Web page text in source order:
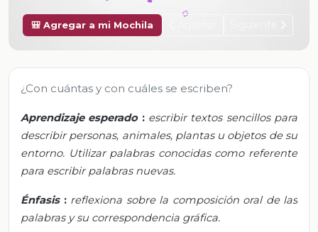
🎒 Agregar a mi Mochila
¿Con cuántas y con cuáles se escriben?
Aprendizaje esperado : escribir textos sencillos para
describir personas, animales, plantas u objetos de su
entorno. Utilizar palabras conocidas como referente
para escribir palabras nuevas.
Énfasis : reflexiona sobre la composición oral de las
palabras y su correspondencia gráfica.